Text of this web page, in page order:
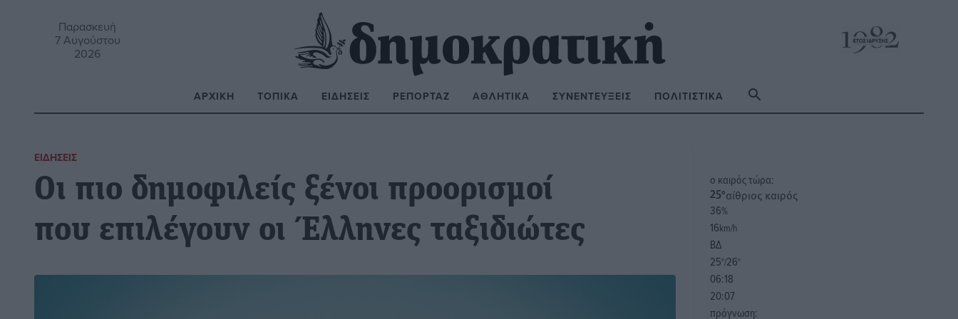
Παρασκευή
7 Αυγούστου
2026
ΑΡΧΙΚΉ ΤΟΠΙΚΆ ΕΙΔΉΣΕΙΣ ΡΕΠΟΡΤΆΖ ΑΘΛΗΤΙΚΆ ΣΥΝΕΝΤΕΎΞΕΙΣ ΠΟΛΙΤΙΣΤΙΚΆ
ΕΙΔΉΣΕΙΣ
Οι πιο δημοφιλείς ξένοι προορισμοί
που επιλέγουν οι Έλληνες ταξιδιώτες
o καιρός τώρα:
25°αίθριος καιρός
36%
16km/h
ΒΔ
25°/26°
06:18
20:07
πρόγνωση: